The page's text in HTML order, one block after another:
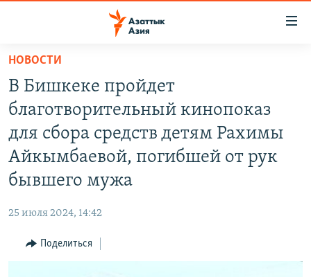
Вернуться
основному
содержанию
главной
навигации
КЫРГЫЗСТАН
УЗБЕКИСТАН
НОВОСТИ
ВОЙНА В УКРАИНЕ
НА ДРУГИХ ЯЗЫКАХ
ТОҶИКӢ
ПОДПИШИТЕСЬ НА НАС В СОЦСЕТЯХ
Все сайты РСЕ/РС
НОВОСТИ
В Бишкеке пройдет
благотворительный кинопоказ
для сбора средств детям Рахимы
Айкымбаевой, погибшей от рук
бывшего мужа
25 июля 2024, 14:42
Поделиться